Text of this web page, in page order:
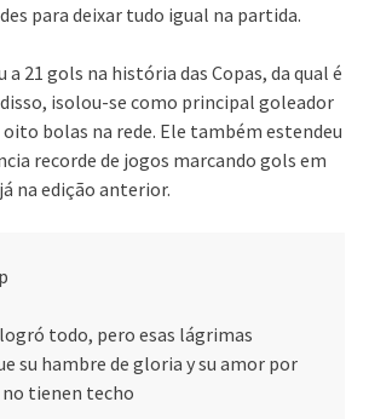
para deixar tudo igual na partida.
21 gols na história das Copas, da qual é
isolou-se como principal goleador
bolas na rede. Ele também estendeu
recorde de jogos marcando gols em
na edição anterior.
todo, pero esas lágrimas
su hambre de gloria y su amor por
tienen techo